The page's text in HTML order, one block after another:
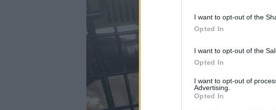
I want to opt-out of the
Opted In
I want to opt-out of the
Opted In
I want to opt-out of
Advertising.
Opted In